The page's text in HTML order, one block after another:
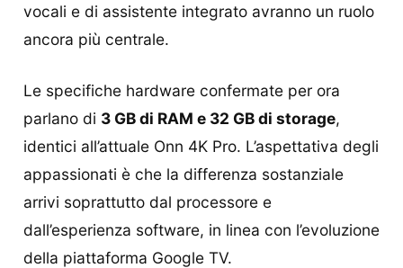
vocali e di assistente integrato avranno un ruolo
ancora più centrale.
Le specifiche hardware confermate per ora
parlano di 3 GB di RAM e 32 GB di storage,
identici all’attuale Onn 4K Pro. L’aspettativa degli
appassionati è che la differenza sostanziale
arrivi soprattutto dal processore e
dall’esperienza software, in linea con l’evoluzione
della piattaforma Google TV.